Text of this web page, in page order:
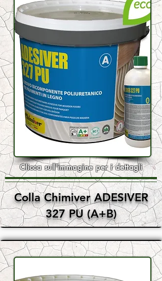
Clicca sull'immagine per i dettagli
Colla Chimiver ADESIVER
327 PU (A+B)